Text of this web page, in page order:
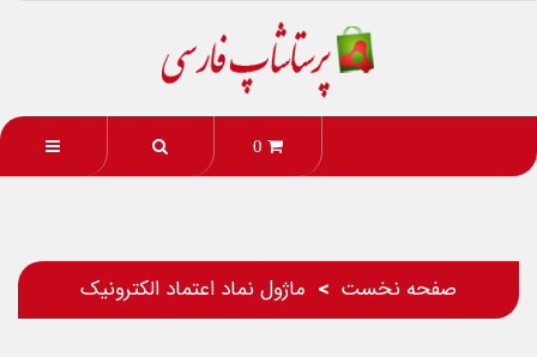
0
صفحه نخست ماژول نماد اعتماد الكترونيك